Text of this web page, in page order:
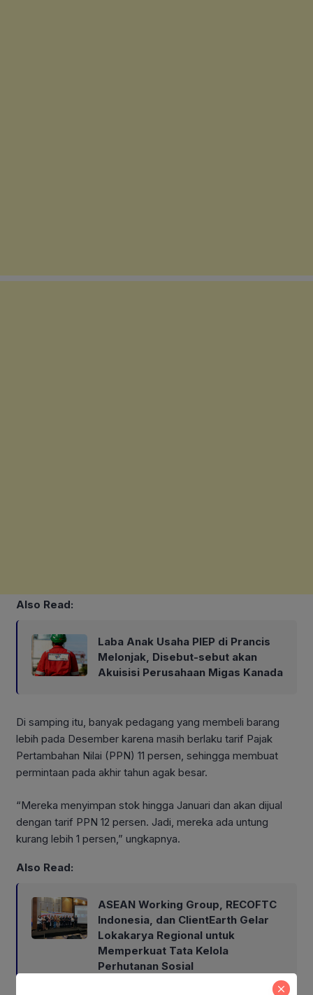
Also Read:
Laba Anak Usaha PIEP di Prancis
Melonjak, Disebut-sebut akan
Akuisisi Perusahaan Migas Kanada
Di samping itu, banyak pedagang yang membeli barang
lebih pada Desember karena masih berlaku tarif Pajak
Pertambahan Nilai (PPN) 11 persen, sehingga membuat
permintaan pada akhir tahun agak besar.
“Mereka menyimpan stok hingga Januari dan akan dijual
dengan tarif PPN 12 persen. Jadi, mereka ada untung
kurang lebih 1 persen,” ungkapnya.
Also Read:
ASEAN Working Group, RECOFTC
Indonesia, dan ClientEarth Gelar
Lokakarya Regional untuk
Memperkuat Tata Kelola
Perhutanan Sosial